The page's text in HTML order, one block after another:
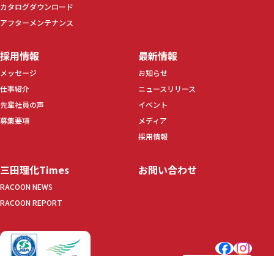
カタログダウンロード
アフターメンテナンス
採用情報
メッセージ
仕事紹介
先輩社員の声
募集要項
最新情報
お知らせ
ニュースリリース
イベント
メディア
採用情報
三田理化Times
RACOON NEWS
RACOON REPORT
お問い合わせ